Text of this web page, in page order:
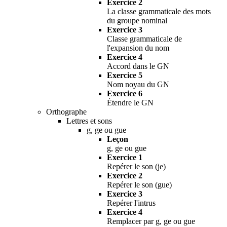
Exercice 2
La classe grammaticale des mots
du groupe nominal
Exercice 3
Classe grammaticale de
l'expansion du nom
Exercice 4
Accord dans le GN
Exercice 5
Nom noyau du GN
Exercice 6
Étendre le GN
Orthographe
Lettres et sons
g, ge ou gue
Leçon
g, ge ou gue
Exercice 1
Repérer le son (je)
Exercice 2
Repérer le son (gue)
Exercice 3
Repérer l'intrus
Exercice 4
Remplacer par g, ge ou gue